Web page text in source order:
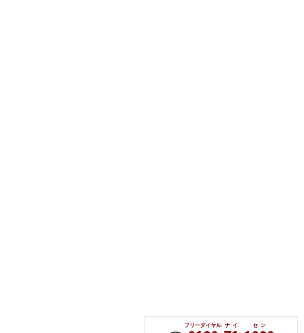
フリーダイヤル ナイ セン